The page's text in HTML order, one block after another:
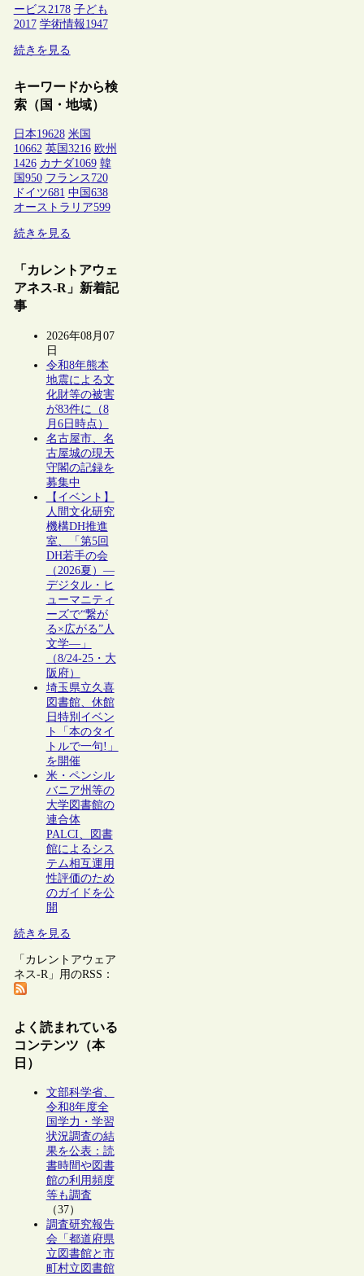
ービス 2178 子ども
2017 学術情報1947
続きを見る
キーワードから検
索（国・地域）
日本19628 米国
10662 英国 3216 欧州
1426 カナダ1069 韓
国 950 フランス 720
ドイツ681 中国 638
オーストラリア599
続きを見る
「カレントアウェ
アネス-R」新着記
事
2026年08月07
日
令和8年熊本
地震による文
化財等の被害
が83件に（8
月6日時点）
名古屋市、名
古屋城の現天
守閣の記録を
募集中
【イベント】
人間文化研究
機構DH推進
室、「第5回
DH若手の会
（2026夏）―
デジタル・ヒ
ューマニティ
ーズで“繋が
る×広がる”人
文学―」
（8/24-25・大
阪府）
埼玉県立久喜
図書館、休館
日特別イベン
ト「本のタイ
トルで一句!」
を開催
米・ペンシル
バニア州等の
大学図書館の
連合体
PALCI、図書
館によるシス
テム相互運用
性評価のため
のガイドを公
開
続きを見る
「カレントアウェア
ネス-R」用のRSS：
よく読まれている
コンテンツ（本
日）
文部科学省、
令和8年度全
国学力・学習
状況調査の結
果を公表：読
書時間や図書
館の利用頻度
等も調査
（37）
調査研究報告
会「都道府県
立図書館と市
町村立図書館